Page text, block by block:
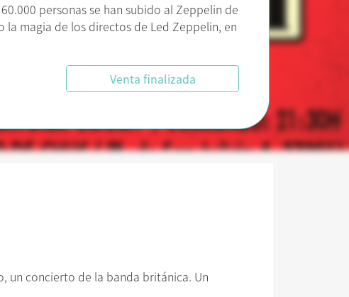
personas se han subido al Zeppelin de
magia de los directos de Led Zeppelin, en
Venta finalizada
un concierto de la banda británica. Un